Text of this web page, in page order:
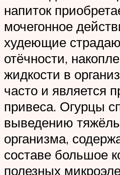
напиток
мочегонное
худеющие
отёчности,
жидкости в
часто и является
привеса. Огурцы
выведению
организма,
составе большое
полезных